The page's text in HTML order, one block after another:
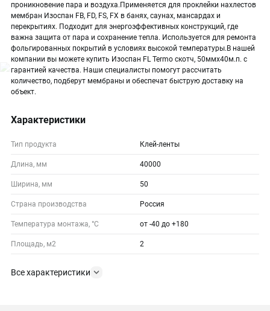
проникновение пара и воздуха.Применяется для проклейки нахлестов
мембран Изоспан FB, FD, FS, FX в банях, саунах, мансардах и
перекрытиях. Подходит для энергоэффективных конструкций, где
важна защита от пара и сохранение тепла. Используется для ремонта
фольгированных покрытий в условиях высокой температуры.В нашей
компании вы можете купить Изоспан FL Termo скотч, 50ммх40м.п. с
гарантией качества. Наши специалисты помогут рассчитать
количество, подберут мембраны и обеспечат быструю доставку на
объект.
Характеристики
Тип продукта Клей-ленты
Длина, мм 40000
Ширина, мм 50
Страна производства Россия
Температура монтажа, °С от -40 до +180
Площадь, м2 2
Все характеристики